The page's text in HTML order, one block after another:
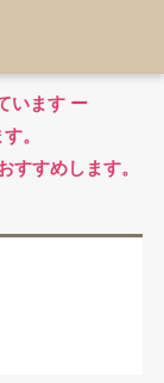
います ー
。
すすめします。